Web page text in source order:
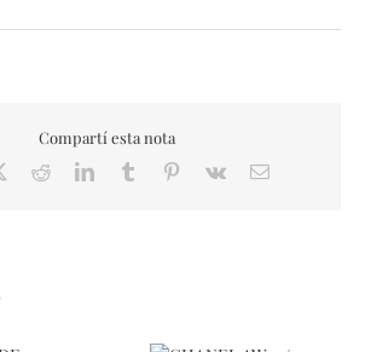
Compartí esta nota
RedditLinkedInTumblr Pinterest
Vk Email